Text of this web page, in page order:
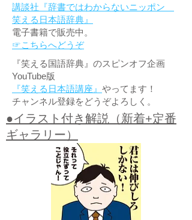
講談社『辞書ではわからないニッポン
笑える日本語辞典』
電子書籍で販売中。
☞こちらへどうぞ
『笑える国語辞典』のスピンオフ企画
YouTube版
『笑える日本語講座』 やってます！
チャンネル登録をどうぞよろしく。
●イラスト付き解説（新着+定番
ギャラリー）